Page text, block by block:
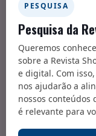
PESQUISA
Pesquisa da
Queremos
sobre a Revista
e digital. Com
nos ajudarão a
nossos conteúdos
é relevante para